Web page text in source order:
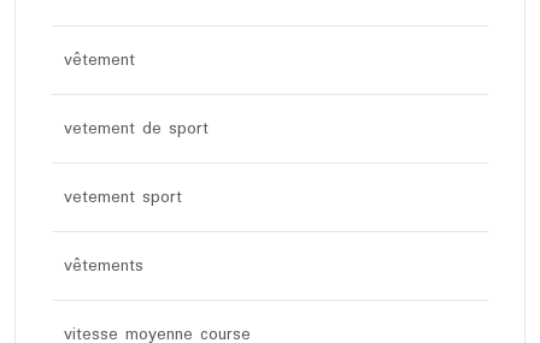
vêtement
vetement de sport
vetement sport
vêtements
vitesse moyenne course